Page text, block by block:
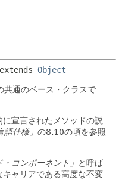
extends Object
共通のベース・クラスで
宣言されたメソッドの説
語仕様」 の8.10の項を参照
・コンポーネント」 と呼ば
ャリアである高度な不変